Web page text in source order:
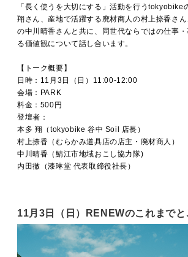
「長く使うを大切にする」活動を行うtokyobike
翔さん、産地で活躍する廃材商人の村上捺香さ
の中川晴香さんと共に、同世代ならではの仕事
る価値観について話し合います。
【トーク概要】
日時：11月3日（日）11:00-12:00
会場：PARK
料金：500円
登壇者：
本多 翔（tokyobike 谷中 Soil 店長）
村上捺香（むらかみ道具店の店主・廃材商人）
中川晴香（鯖江市地域おこし協力隊)
内田徹（漆琳堂 代表取締役社長）
11月3日（日）RENEWのこれまでと